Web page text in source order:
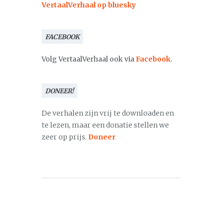
VertaalVerhaal op bluesky
FACEBOOK
Volg VertaalVerhaal ook viaFacebook.
DONEER!
De verhalen zijn vrij te downloaden en
te lezen, maar een donatie stellen we
zeer op prijs. Doneer